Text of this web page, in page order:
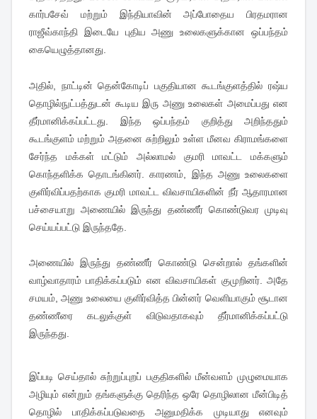
கார்பசேவ் மற்றும் இந்தியாவின் அப்போதைய பிரதமரான
ராஜீவ்காந்தி இடையே புதிய அணு உலைகளுக்கான ஒப்பந்தம்
கையெழுத்தானது.
அதில், நாட்டின் தென்கோடிப் பகுதியான கூடங்குளத்தில் ரஷ்ய
தொழில்நுட்பத்துடன் கூடிய இரு அணு உலைகள் அமைப்பது என
தீர்மானிக்கப்பட்டது. இந்த ஒப்பந்தம் குறித்து அறிந்ததும்
கூடங்குளம் மற்றும் அதனை சுற்றிலும் உள்ள மீனவ கிராமங்களை
சேர்ந்த மக்கள் மட்டும் அல்லாமல் குமரி மாவட்ட மக்களும்
கொந்தளிக்க தொடங்கினர். காரணம், இந்த அணு உலைகளை
குளிர்விப்பதற்காக குமரி மாவட்ட விவசாயிகளின் நீர் ஆதாரமான
பச்சையாறு அணையில் இருந்து தண்ணீர் கொண்டுவர முடிவு
செய்யப்பட்டு இருந்ததே.
அணையில் இருந்து தண்ணீர் கொண்டு சென்றால் தங்களின்
வாழ்வாதாரம் பாதிக்கப்படும் என விவசாயிகள் குமுறினர். அதே
சமயம், அணு உலையை குளிர்வித்த பின்னர் வெளியாகும் சூடான
தண்ணீரை கடலுக்குள் விடுவதாகவும் தீர்மானிக்கப்பட்டு
இருந்தது.
இப்படி செய்தால் சுற்றுப்புறப் பகுதிகளில் மீன்வளம் முழுமையாக
அழியும் என்றும் தங்களுக்கு தெரிந்த ஒரே தொழிலான மீன்பிடித்
தொழில் பாதிக்கப்படுவதை அனுமதிக்க முடியாது எனவும்